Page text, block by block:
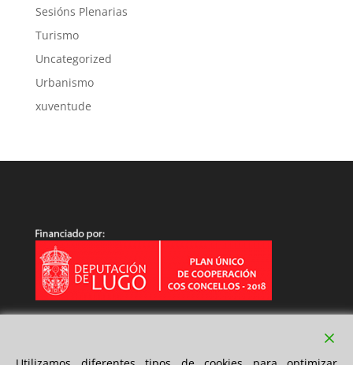
Sesións Plenarias
Turismo
Uncategorized
Urbanismo
xuventude